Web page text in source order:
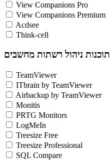
View Companions Pro
View Companions Premium
Acdsee
Think-cell
תוכנות ניהול רשתות מחשבים
TeamViewer
ITbrain by TeamViewer
Airbackup by TeamViewer
Monitis
PRTG Monitors
LogMeIn
Treesize Free
Treesize Professional
SQL Compare